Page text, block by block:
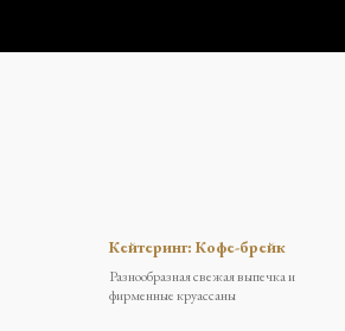
Кейтеринг: Кофе-брейк
Разнообразная свежая выпечка и
фирменные круассаны